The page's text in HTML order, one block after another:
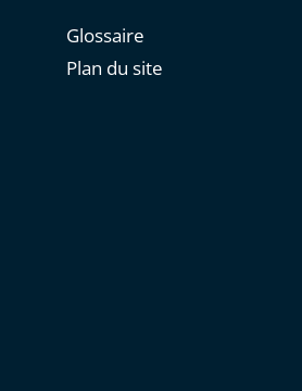
Glossaire
Plan du site